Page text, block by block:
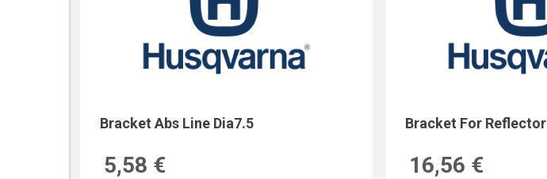
Bracket Abs Line Dia7.5
5,58 €
Bracket For Reflector
16,56 €